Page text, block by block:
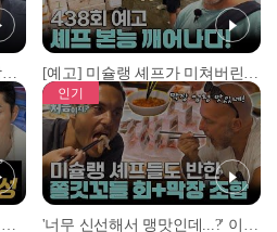
[예고] 몸통만 남고, 다른 조각은 어디에..? 시화호에서 드러난 충격적인 토막 살인사건! [예고] 미슐랭 셰프가 미쳐버린 이유! 본능이 깨어난 사건은?
인기